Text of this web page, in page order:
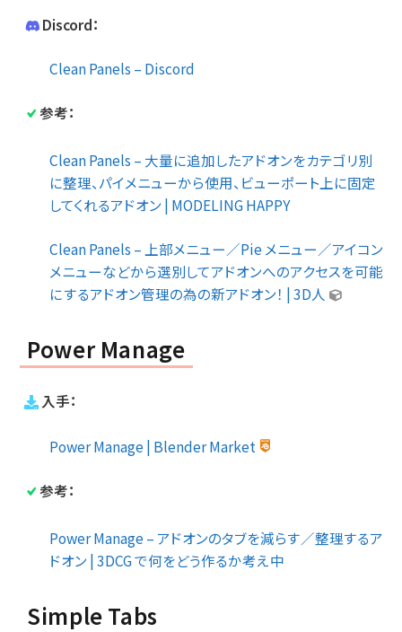
Discord：
Clean Panels – Discord
参考：
Clean Panels – 大量に追加したアドオンをカテゴリ別
に整理、パイメニューから使用、ビューポート上に固定
してくれるアドオン | MODELING HAPPY
Clean Panels – 上部メニュー／Pie メニュー／アイコン
メニューなどから選別してアドオンへのアクセスを可能
にするアドオン管理の為の新アドオン！ | 3D人
Power Manage
入手：
Power Manage | Blender Market
参考：
Power Manage – アドオンのタブを減らす／整理するア
ドオン | 3DCG で何をどう作るか考え中
Simple Tabs